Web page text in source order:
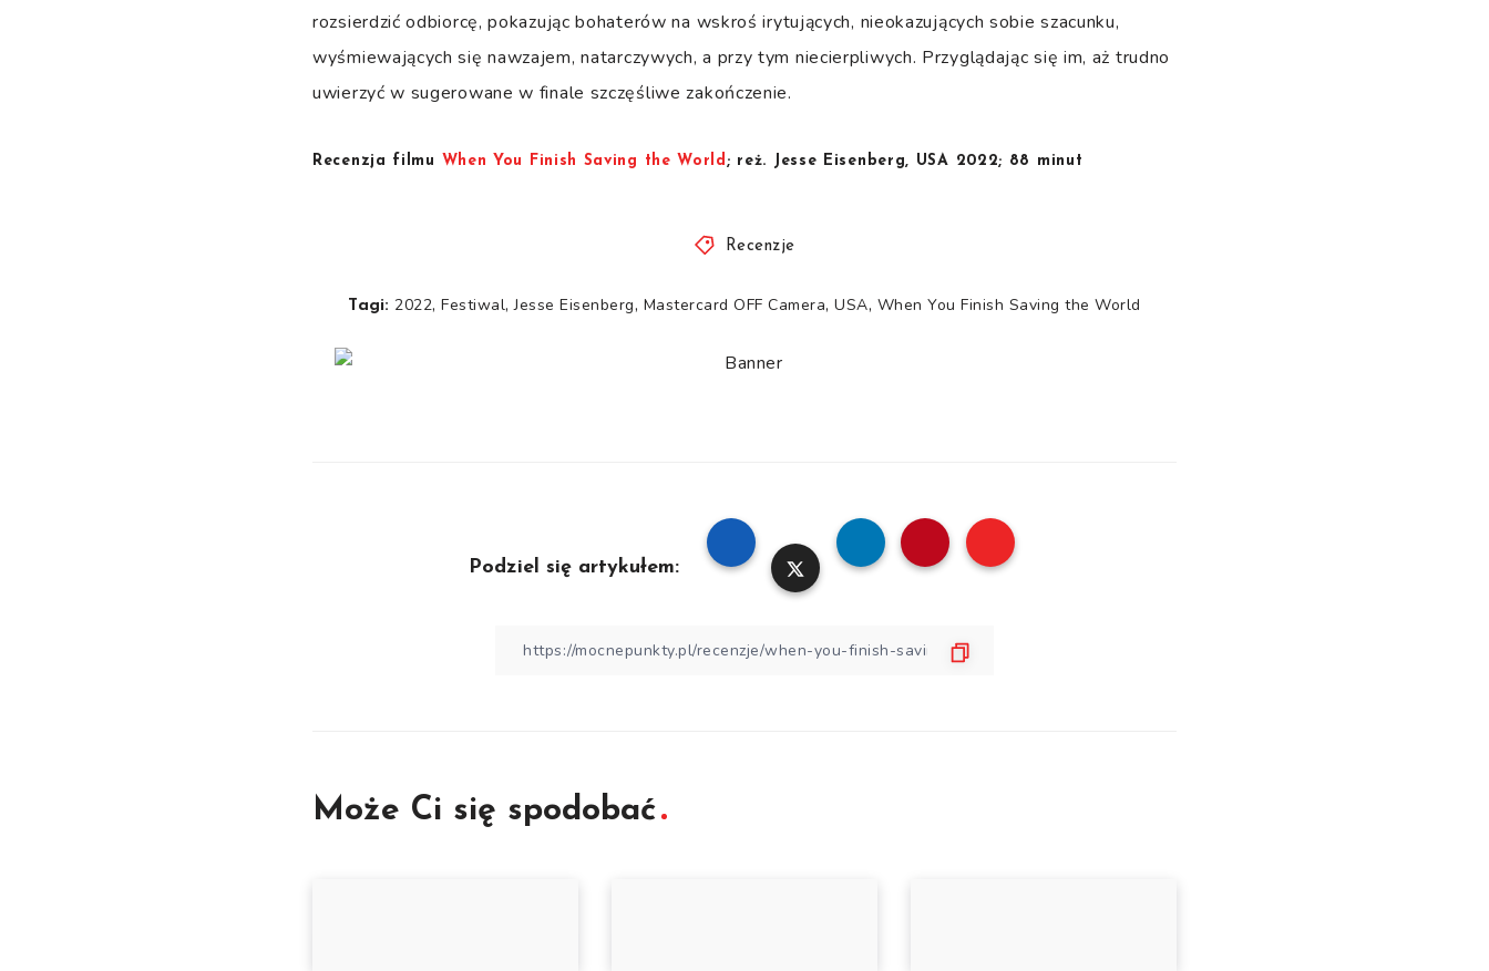
rozsierdzić odbiorcę, pokazując bohaterów na wskroś irytujących, nieokazujących sobie szacunku,
wyśmiewających się nawzajem, natarczywych, a przy tym niecierpliwych. Przyglądając się im, aż trudno
uwierzyć w sugerowane w finale szczęśliwe zakończenie.
Recenzja filmu When You Finish Saving the World ; reż. Jesse Eisenberg, USA 2022; 88 minut
Recenzje
Tagi: 2022,Festiwal,Jesse Eisenberg, Mastercard OFF Camera,USA, When You Finish Saving the World
Podziel się artykułem:
Może Ci się spodobać